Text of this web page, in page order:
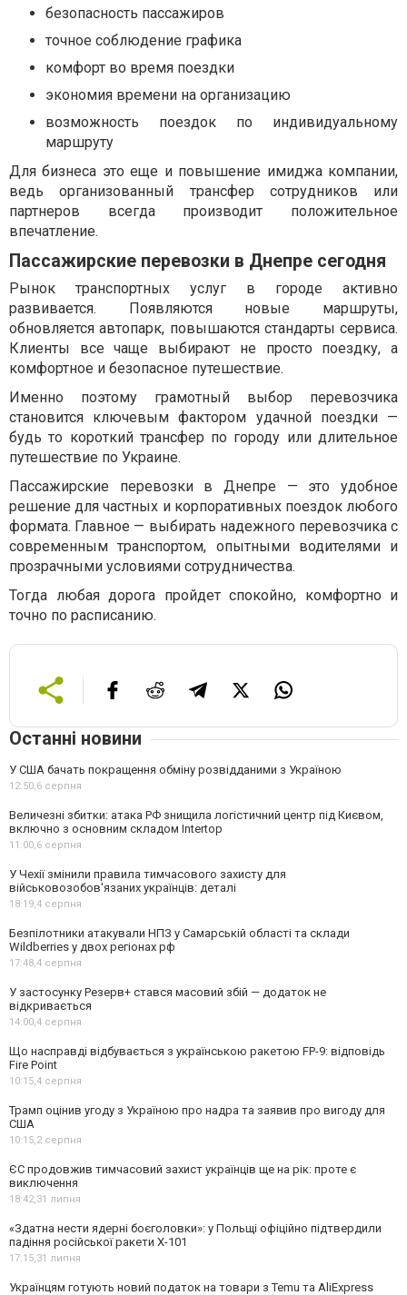
безопасность пассажиров
точное соблюдение графика
комфорт во время поездки
экономия времени на организацию
возможность поездок по индивидуальному
маршруту
Для бизнеса это еще и повышение имиджа компании,
ведь организованный трансфер сотрудников или
партнеров всегда производит положительное
впечатление.
Пассажирские перевозки в Днепре сегодня
Рынок транспортных услуг в городе активно
развивается. Появляются новые маршруты,
обновляется автопарк, повышаются стандарты сервиса.
Клиенты все чаще выбирают не просто поездку, а
комфортное и безопасное путешествие.
Именно поэтому грамотный выбор перевозчика
становится ключевым фактором удачной поездки —
будь то короткий трансфер по городу или длительное
путешествие по Украине.
Пассажирские перевозки в Днепре — это удобное
решение для частных и корпоративных поездок любого
формата. Главное — выбирать надежного перевозчика с
современным транспортом, опытными водителями и
прозрачными условиями сотрудничества.
Тогда любая дорога пройдет спокойно, комфортно и
точно по расписанию.
Останні новини
У США бачать покращення обміну розвідданими з Україною
12:50,6 серпня
Величезні збитки: атака РФ знищила логістичний центр під Києвом,
включно з основним складом Intertop
11:00,6 серпня
У Чехії змінили правила тимчасового захисту для
військовозобов'язаних українців: деталі
18:19,4 серпня
Безпілотники атакували НПЗ у Самарській області та склади
Wildberries у двох регіонах рф
17:48,4 серпня
У застосунку Резерв+ стався масовий збій — додаток не
відкривається
14:00,4 серпня
Що насправді відбувається з українською ракетою FP-9: відповідь
Fire Point
10:15,4 серпня
Трамп оцінив угоду з Україною про надра та заявив про вигоду для
США
10:15,2 серпня
ЄС продовжив тимчасовий захист українців ще на рік: проте є
виключення
18:42,31 липня
«Здатна нести ядерні боєголовки»: у Польщі офіційно підтвердили
падіння російської ракети Х-101
17:15,31 липня
Українцям готують новий податок на товари з Temu та AliExpress